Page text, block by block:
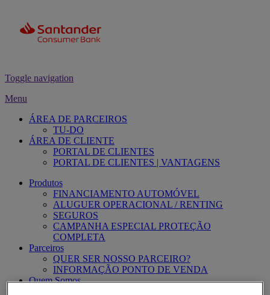
Toggle navigation
Menu
ÁREA DE PARCEIROS
TU-DO
ÁREA DE CLIENTE
PORTAL DE CLIENTES
PORTAL DE CLIENTES | VANTAGENS
Produtos
FINANCIAMENTO AUTOMÓVEL
ALUGUER OPERACIONAL / RENTING
SEGUROS
CAMPANHA ESPECIAL PROTEÇÃO
COMPLETA
Parceiros
QUER SER NOSSO PARCEIRO?
INFORMAÇÃO PONTO DE VENDA
Quem Somos